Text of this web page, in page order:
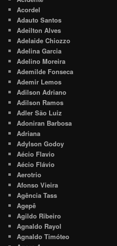
Acordel
Adauto Santos
Adeilton Alves
Adelaide Chiozzo
Adelina Garcia
Adelino Moreira
Ademilde Fonseca
Ademir Lemos
Adilson Adriano
Adilson Ramos
Adler São Luiz
Adoniran Barbosa
Adriana
Adylson Godoy
Aécio Flavio
Aécio Flávio
Aerotrio
Afonso Vieira
Agência Tass
Agepê
Agildo Ribeiro
Agnaldo Rayol
Agnaldo Timóteo